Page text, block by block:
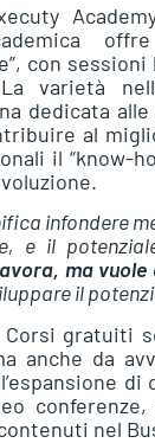
con
varietà
dedicata
al
il “know-
infondere
e il
ma
il
gratuiti
anche da
nel